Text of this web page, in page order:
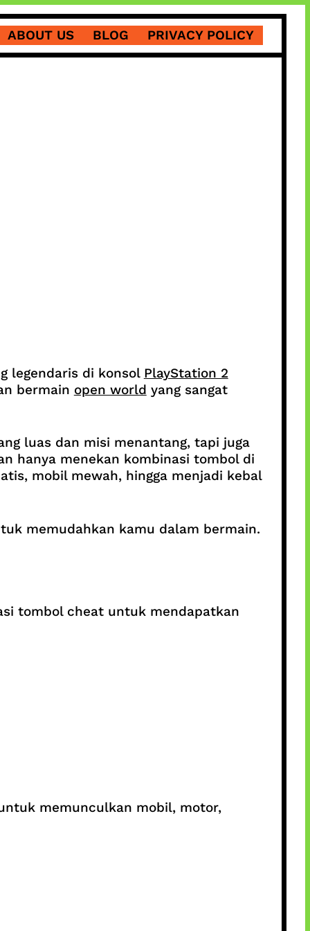
ABOUT US BLOG PRIVACY POLICY
legendaris di konsol PlayStation 2
bermain open world yang sangat
luas dan misi menantang, tapi juga
hanya menekan kombinasi tombol di
mobil mewah, hingga menjadi kebal
memudahkan kamu dalam bermain.
tombol cheat untuk mendapatkan
memunculkan mobil, motor,